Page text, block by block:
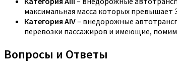
максимальная масса которых
Категория АIV– внедорожные
перевозки пассажиров и имеющие,
Вопросы и Ответы